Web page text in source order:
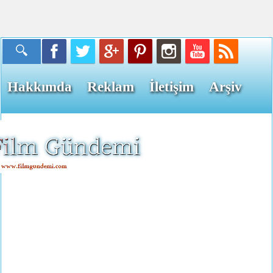
Hakkımda Reklam İletişim Arşiv